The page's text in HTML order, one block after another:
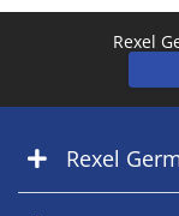
Rexel
Rexel